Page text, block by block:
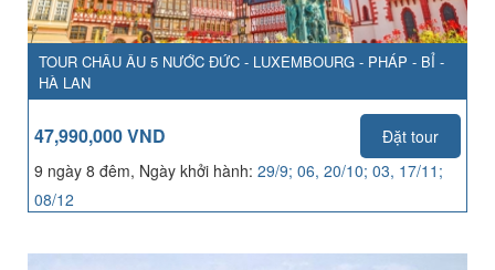
TOUR CHÂU ÂU 5 NƯỚC ĐỨC - LUXEMBOURG - PHÁP - BỈ -
HÀ LAN
47,990,000 VND
Đặt tour
9 ngày 8 đêm, Ngày khởi hành: 29/9; 06, 20/10; 03, 17/11;
08/12